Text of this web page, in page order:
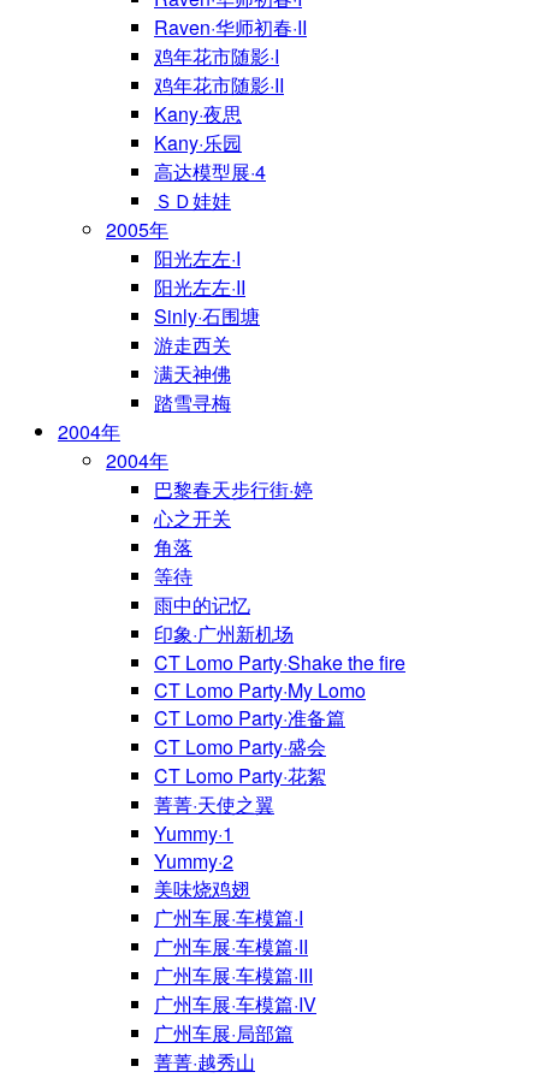
Raven·华师初春·II
鸡年花市随影·I
鸡年花市随影·II
Kany·夜思
Kany·乐园
高达模型展·4
ＳＤ娃娃
2005年
阳光左左·I
阳光左左·II
Sinly·石围塘
游走西关
满天神佛
踏雪寻梅
2004年
2004年
巴黎春天步行街·婷
心之开关
角落
等待
雨中的记忆
印象·广州新机场
CT Lomo Party·Shake the fire
CT Lomo Party·My Lomo
CT Lomo Party·准备篇
CT Lomo Party·盛会
CT Lomo Party·花絮
菁菁·天使之翼
Yummy·1
Yummy·2
美味烧鸡翅
广州车展·车模篇·I
广州车展·车模篇·II
广州车展·车模篇·III
广州车展·车模篇·IV
广州车展·局部篇
菁菁·越秀山